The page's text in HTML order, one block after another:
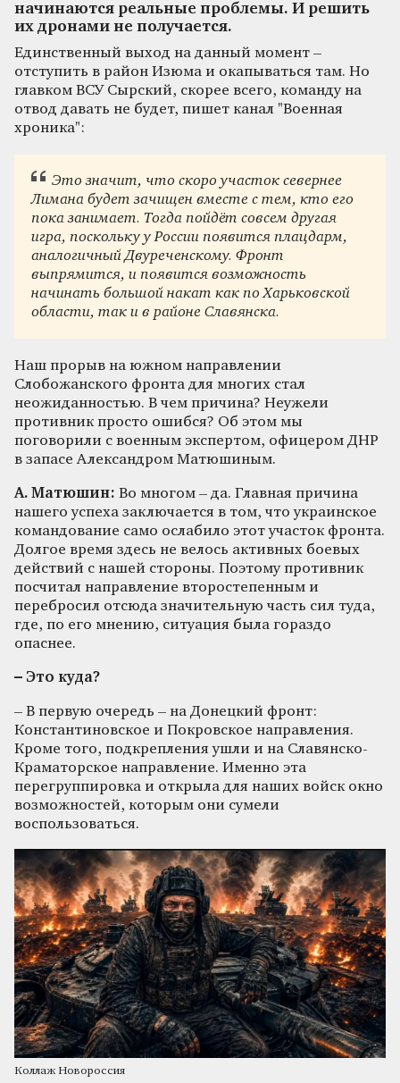
начинаются реальные проблемы. И решить
их дронами не получается.
Единственный выход на данный момент –
отступить в район Изюма и окапываться там. Но
главком ВСУ Сырский, скорее всего, команду на
отвод давать не будет, пишет канал "Военная
хроника":
Это значит, что скоро участок севернее
Лимана будет зачищен вместе с тем, кто его
пока занимает. Тогда пойдёт совсем другая
игра, поскольку у России появится плацдарм,
аналогичный Двуреченскому. Фронт
выпрямится, и появится возможность
начинать большой накат как по Харьковской
области, так и в районе Славянска.
Наш прорыв на южном направлении
Слобожанского фронта для многих стал
неожиданностью. В чем причина? Неужели
противник просто ошибся? Об этом мы
поговорили с военным экспертом, офицером ДНР
в запасе Александром Матюшиным.
А. Матюшин: Во многом – да. Главная причина
нашего успеха заключается в том, что украинское
командование само ослабило этот участок фронта.
Долгое время здесь не велось активных боевых
действий с нашей стороны. Поэтому противник
посчитал направление второстепенным и
перебросил отсюда значительную часть сил туда,
где, по его мнению, ситуация была гораздо
опаснее.
– Это куда?
– В первую очередь – на Донецкий фронт:
Константиновское и Покровское направления.
Кроме того, подкрепления ушли и на Славянско-
Краматорское направление. Именно эта
перегруппировка и открыла для наших войск окно
возможностей, которым они сумели
воспользоваться.
Коллаж Новороссия